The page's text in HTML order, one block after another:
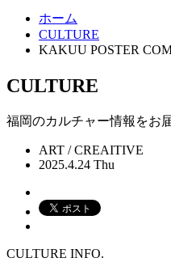
ホーム
CULTURE
KAKUU POSTER
CULTURE
福岡のカルチャー情報をお
ART / CREAITIVE
2025.4.24 Thu
CULTURE INFO.